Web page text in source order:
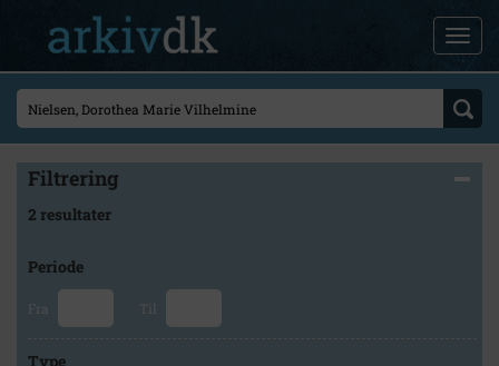
Filtrering
2 resultater
Periode
Fra Til
Type